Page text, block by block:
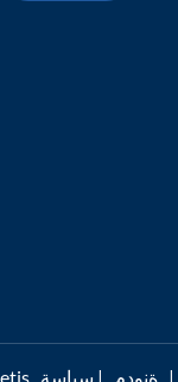
| ةنودم | سياسة